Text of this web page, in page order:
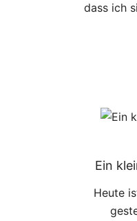
dass ich
Ein
Heute